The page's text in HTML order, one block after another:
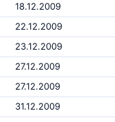
18.12.2009
22.12.2009
23.12.2009
27.12.2009
27.12.2009
31.12.2009